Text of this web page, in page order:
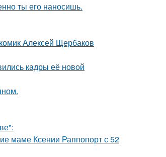
ты его наносишь.
Алексей Щербаков
кадры её новой
маме Ксении Раппопорт с 52